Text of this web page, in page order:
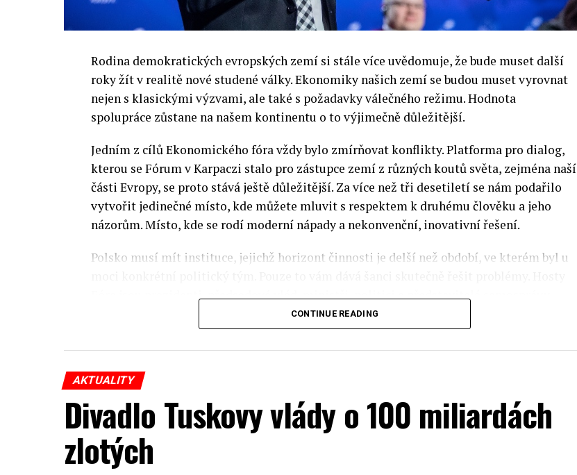
Rodina demokratických evropských zemí si stále více uvědomuje, že bude muset další
roky žít v realitě nové studené války. Ekonomiky našich zemí se budou muset vyrovnat
nejen s klasickými výzvami, ale také s požadavky válečného režimu. Hodnota
spolupráce zůstane na našem kontinentu o to výjimečně důležitější.
Jedním z cílů Ekonomického fóra vždy bylo zmírňovat konflikty. Platforma pro dialog,
kterou se Fórum v Karpaczi stalo pro zástupce zemí z různých koutů světa, zejména naší
části Evropy, se proto stává ještě důležitější. Za více než tři desetiletí se nám podařilo
vytvořit jedinečné místo, kde můžete mluvit s respektem k druhému člověku a jeho
názorům. Místo, kde se rodí moderní nápady a nekonvenční, inovativní řešení.
Polsko musí mít instituce, jejichž horizont činnosti je delší než období, ve kterém byl u
Fóra jsou prezidenti, předsedové vlád, ministři, politici a představitelé samosprávy,
prezidenti korporací, lidé z kultury, renomovaní vědci, novináři a zástupci nevládních
umožňuje každoročně připravit obsahový program Ekonomického fóra, který se skládá z
více než 350 akcí týkajících se celého spektra témat ze světa evropské politiky.
inovativní ekonomiky, občanské společnosti, ochrany životního prostředí a bezpečnosti.
Jednou z klíčových událostí XXXIII. ekonomického fóra bude prezentace zprávy
CONTINUE READING
AKTUALITY
Divadlo Tuskovy vlády o 100 miliardách
zlotých